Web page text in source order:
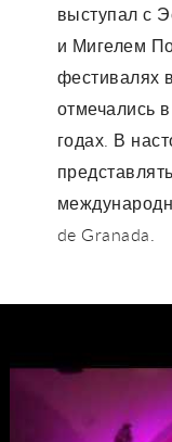
выступал с
и Мигелем
фестивалях
отмечались
годах. В
de Granada.